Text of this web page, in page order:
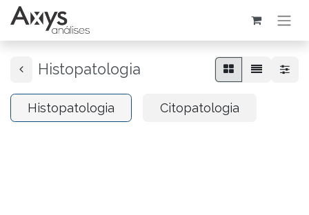
Histopatologia
Histopatologia Citopatologia